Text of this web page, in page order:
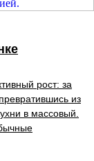
рост: за
из
в массовый.